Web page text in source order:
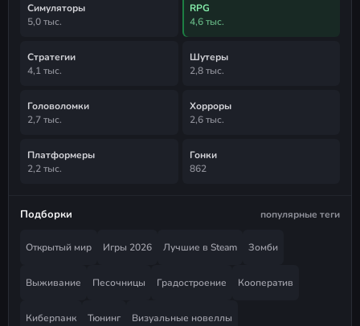
Симуляторы
5,0 тыс.
RPG
4,6 тыс.
Стратегии
4,1 тыс.
Шутеры
2,8 тыс.
Головоломки
2,7 тыс.
Хорроры
2,6 тыс.
Платформеры
2,2 тыс.
Гонки
862
Подборки популярные теги
Открытый мир Игры 2026 Лучшие в Steam Зомби
Выживание Песочницы Градостроение Кооператив
Киберпанк Тюнинг Визуальные новеллы